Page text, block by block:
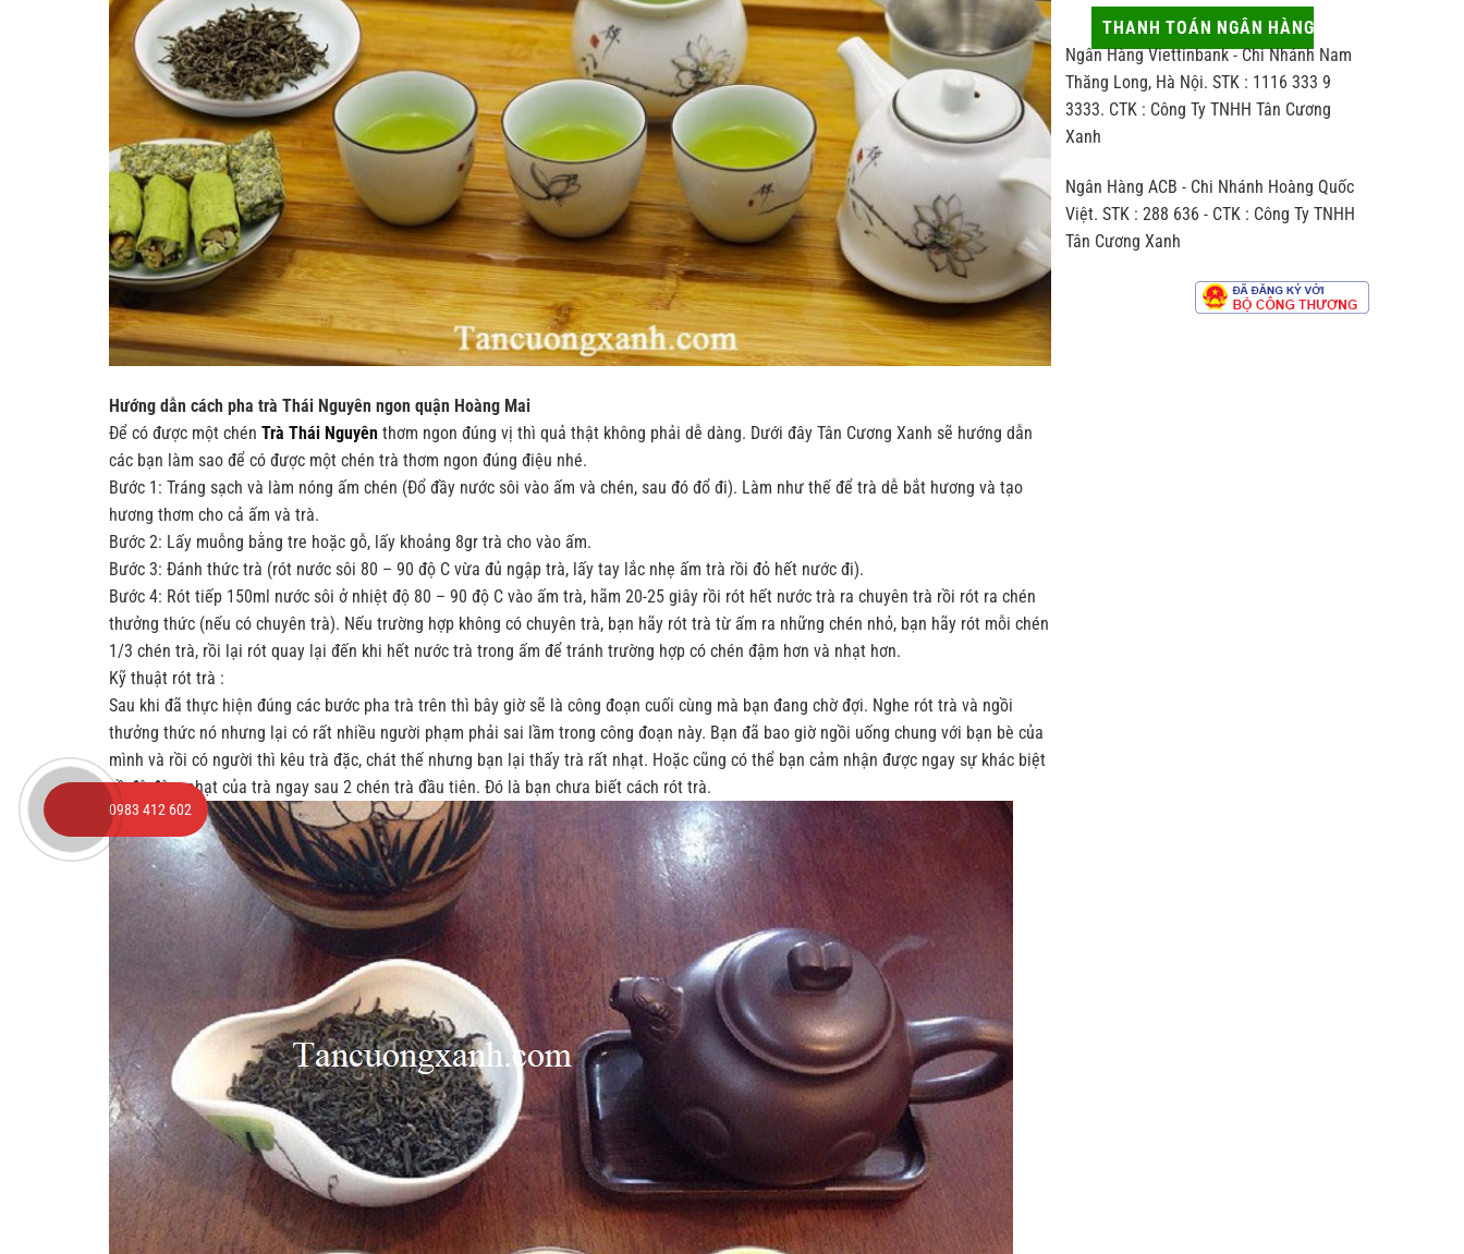
Hướng dẫn cách pha trà Thái Nguyên ngon quận Hoàng Mai
Để có được một chén Trà Thái Nguyên thơm ngon đúng vị thì quả thật không phải dễ dàng. Dưới đây Tân Cương Xanh sẽ hướng dẫn
các bạn làm sao để có được một chén trà thơm ngon đúng điệu nhé.
Bước 1 : Tráng sạch và làm nóng ấm chén (Đổ đầy nước sôi vào ấm và chén, sau đó đổ đi). Làm như thế để trà dễ bắt hương và tạo
hương thơm cho cả ấm và trà.
Bước 2: Lấy muỗng bằng tre hoặc gỗ, lấy khoảng 8gr trà cho vào ấm.
Bước 3: Đánh thức trà (rót nước sôi 80 – 90 độ C vừa đủ ngập trà, lấy tay lắc nhẹ ấm trà rồi đỏ hết nước đi).
Bước 4: Rót tiếp 150ml nước sôi ở nhiệt độ 80 – 90 độ C vào ấm trà, hãm 20-25 giây rồi rót hết nước trà ra chuyên trà rồi rót ra chén
thưởng thức (nếu có chuyên trà). Nếu trường hợp không có chuyên trà, bạn hãy rót trà từ ấm ra những chén nhỏ, bạn hãy rót mỗi chén
1/3 chén trà, rồi lại rót quay lại đến khi hết nước trà trong ấm để tránh trường hợp có chén đậm hơn và nhạt hơn.
Kỹ thuật rót trà :
Sau khi đã thực hiện đúng các bước pha trà trên thì bây giờ sẽ là công đoạn cuối cùng mà bạn đang chờ đợi. Nghe rót trà và ngồi
thưởng thức nó nhưng lại có rất nhiều người phạm phải sai lầm trong công đoạn này. Bạn đã bao giờ ngồi uống chung với bạn bè của
mình và rồi có người thì kêu trà đặc, chát thế nhưng bạn lại thấy trà rất nhạt. Hoặc cũng có thể bạn cảm nhận được ngay sự khác biệt
về độ đậm nhạt của trà ngay sau 2 chén trà đầu tiên. Đó là bạn chưa biết cách rót trà.
hợp
người
động
ít
để
ý
hương
công
biệt
thế
so
xuất
theo
dây
nghiệp
THANH TOÁN NGÂN HÀNG
Ngân Hàng Viettinbank - Chi Nhánh Nam
Thăng Long, Hà Nội. STK : 1116 333 9
3333. CTK : Công Ty TNHH Tân Cương
Xanh
Ngân Hàng ACB - Chi Nhánh Hoàng Quốc
Việt. STK : 288 636 - CTK : Công Ty TNHH
Tân Cương Xanh
0983 412 602